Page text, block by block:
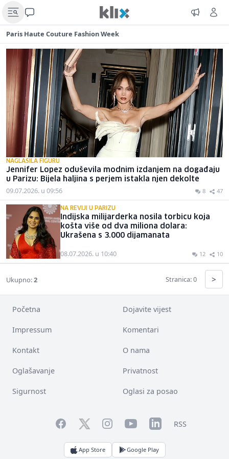
Paris Haute Couture Fashion Week
NAGLASILA FIGURU
Jennifer Lopez oduševila modnim izdanjem na događaju
u Parizu: Bijela haljina s perjem istakla njen dekolte
09.07.2026. u 09:56 8 47
NA REVIJI U PARIZU
Indijska milijarderka nosila torbicu koja
košta više od dva miliona dolara:
Ukrašena s 3.000 dijamanata
08.07.2026. u 10:40 12 10
Ukupno:2 Stranica: 0 >
Početna Dojavite vijest
Impressum Komentari
Kontakt O nama
Oglašavanje Privatnost
Sigurnost Oglasi za posao
FacebookTwitterInstagramYouTubeLinkedInRSS
App Store Google Play